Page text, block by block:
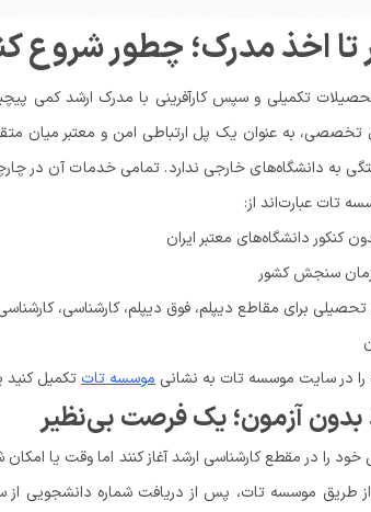
تا اخذ مدرک؛ چطور شروع
تحصیلات تکمیلی و سپس کارآفرینی با مدرک ارشد
تخصصی، به عنوان یک پل ارتباطی امن و معتبر میان
به دانشگاه‌های خارجی ندارد. تمامی خدمات آن در
تات عبارت‌اند از:
کنکور دانشگاه‌های معتبر ایران
سنجش کشور
برای مقاطع دیپلم، فوق دیپلم، کارشناسی،
را در سایت موسسه تات به نشانی موسسه تاتتکمیل کنید یا با شماره تماس
بدون آزمون؛ یک فرصت بی‌نظیر
را در مقطع کارشناسی ارشد آغاز کنند اما وقت یا
از طریق موسسه تات، پس از دریافت شماره دانشجویی